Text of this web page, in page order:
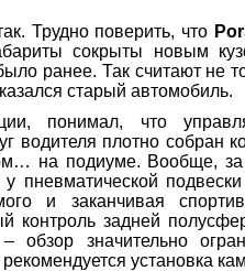
Трудно поверить, что
сокрыты новым
ранее. Так считают не
старый автомобиль.
понимал, что
водителя плотно собран
на подиуме. Вообще, за
пневматической подвески
и заканчивая
контроль задней
обзор значительно
установка